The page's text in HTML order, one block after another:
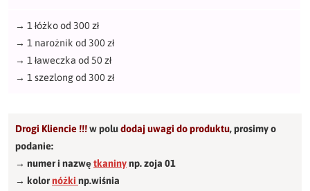
→ 1 łóżko od 300 zł
→ 1 narożnik od 300 zł
→ 1 ławeczka od 50 zł
→ 1 szezlong od 300 zł
Drogi Kliencie !!!w poludodaj uwagi do produktu,prosimy o
podanie:
→ numer i nazwętkaninynp. zoja 01
→ kolornóżki np.wiśnia